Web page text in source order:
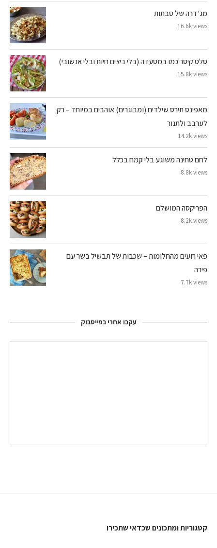
מג’דרה של סבתות
16.6k views
סלט קיסר כמו במסעדה (בלי ביצים חיות ובלי אנשובי)
15.8k views
מאפינס תירס שילדים (ומבוגרים) אוהבים במיוחד – רק
לערבב ולתנור
14.2k views
לחם טחינה משוגע בלי קמח בכלל
8.8k views
הפריקסה המושלם
8.2k views
פאי רועים מהחלומות – שכבות של תבשיל בשר עם
פירה
7.7k views
עקבו אחרי בפייסבוק
קטגוריות ומתכונים שכדאי שתכירו